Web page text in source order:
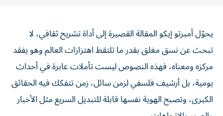
يحوّل أمبرتو إيكو المقالة القصيرة إلى أداة تشريح ثقافي، لا
تبحث عن نسق مغلق بقدر ما تلتقط اهتزازات العالم وهو يفقد
مركزه ومعناه، فهذه النصوص ليست تأملات عابرة في أحداث
يومية، بل أرشيف فلسفي لزمن سائل، زمن تتفكك فيه الحقائق
الكبرى، وتصبح الهوية نفسها قابلة للتبديل السريع مثل الأخبار
والصور والاتجاهات.